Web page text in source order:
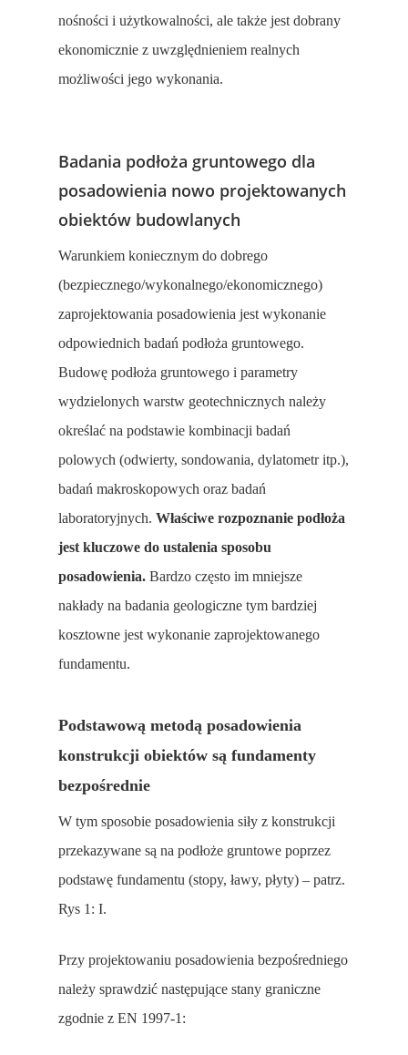
nośności i użytkowalności, ale także jest dobrany
ekonomicznie z uwzględnieniem realnych
możliwości jego wykonania.
Badania podłoża gruntowego dla
posadowienia nowo projektowanych
obiektów budowlanych
Warunkiem koniecznym do dobrego
(bezpiecznego/wykonalnego/ekonomicznego)
zaprojektowania posadowienia jest wykonanie
odpowiednich badań podłoża gruntowego.
Budowę podłoża gruntowego i parametry
wydzielonych warstw geotechnicznych należy
określać na podstawie kombinacji badań
polowych (odwierty, sondowania, dylatometr itp.),
badań makroskopowych oraz badań
laboratoryjnych.Właściwe rozpoznanie podłoża
jest kluczowe do ustalenia sposobu
posadowienia.Bardzo często im mniejsze
nakłady na badania geologiczne tym bardziej
kosztowne jest wykonanie zaprojektowanego
fundamentu.
Podstawową metodą posadowienia
konstrukcji obiektów są fundamenty
bezpośrednie
W tym sposobie posadowienia siły z konstrukcji
przekazywane są na podłoże gruntowe poprzez
podstawę fundamentu (stopy, ławy, płyty) – patrz.
Rys 1: I.
Przy projektowaniu posadowienia bezpośredniego
należy sprawdzić następujące stany graniczne
zgodnie z EN 1997-1: